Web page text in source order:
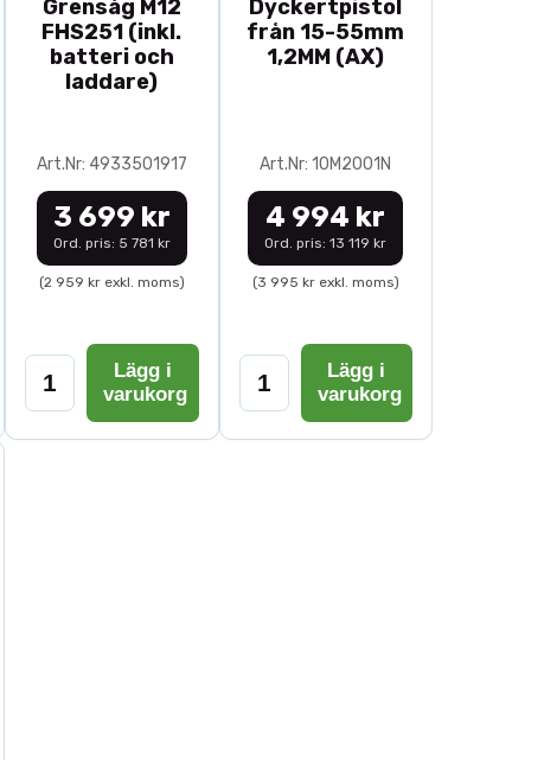
Grensåg M12
FHS251 (inkl.
batteri och
laddare)
Art.Nr: 4933501917
3 699 kr
Ord. pris: 5 781 kr
(2 959 kr exkl. moms)
Lägg i
varukorg
Dyckertpistol
från 15-55mm
1,2MM (AX)
Art.Nr: 10M2001N
4 994 kr
Ord. pris: 13 119 kr
(3 995 kr exkl. moms)
Lägg i
varukorg